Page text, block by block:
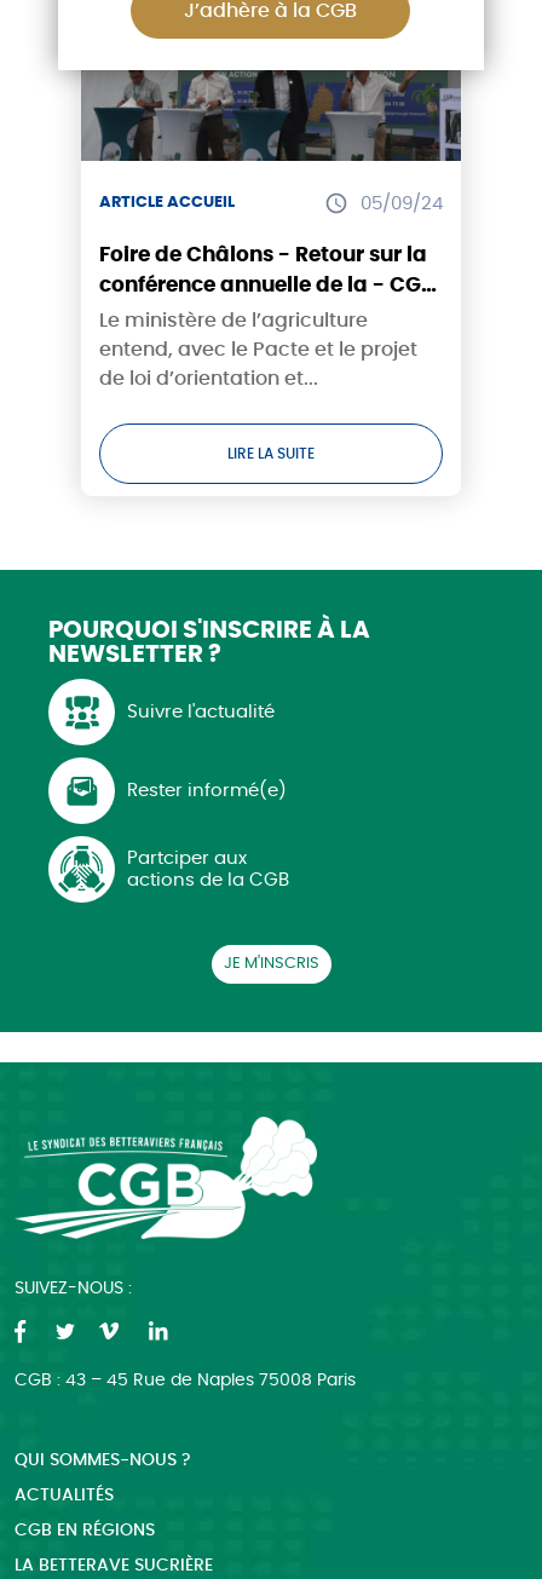
J’adhère à la CGB
ARTICLE ACCUEIL 05/09/24
Foire de Châlons - Retour sur la
conférence annuelle de la - CGB
Champagne-Bourgogne
Le ministère de l’agriculture
entend, avec le Pacte et le projet
de loi d’orientation et...
LIRE LA SUITE
POURQUOI S'INSCRIRE À LA
NEWSLETTER ?
Suivre l'actualité
Rester informé(e)
Partciper aux
actions de la CGB
JE M'INSCRIS
SUIVEZ-NOUS :
CGB : 43 – 45 Rue de Naples 75008 Paris
QUI SOMMES-NOUS ?
ACTUALITÉS
CGB EN RÉGIONS
LA BETTERAVE SUCRIÈRE